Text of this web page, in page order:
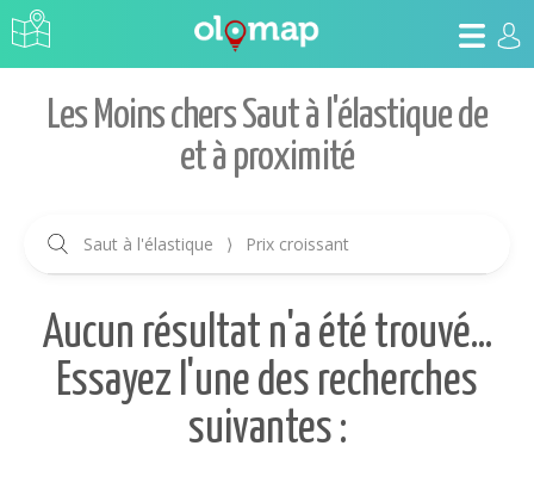
Les Moins chers Saut à l'élastique de
et à proximité
Saut à l'élastique ⟩ Prix croissant
Aucun résultat n'a été trouvé...
Essayez l'une des recherches
suivantes :